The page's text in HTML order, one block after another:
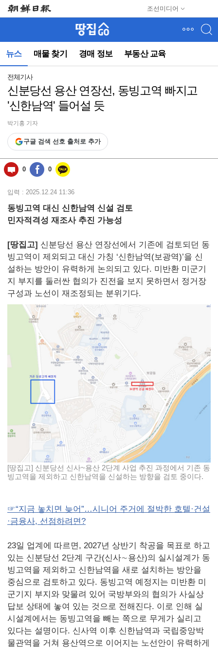
조선미디어
뉴스 매물 찾기 경매 정보 부동산 교육
뉴
(컨
동)
전체기사
신분당선 용산 연장선, 동빙고역 빠지고
'신한남역' 들어설 듯
박기홍 기자
구글 검색 선호 출처로 추가
0 0
입력 : 2025.12.24 11:36
동빙고역 대신 신한남역 신설 검토
민자적격성 재조사 추진 가능성
[땅집고] 신분당선 용산 연장선에서 기존에 검토되던 동
빙고역이 제외되고 대신 가칭 ‘신한남역(보광역)’을 신
설하는 방안이 유력하게 논의되고 있다. 미반환 미군기
지 부지를 둘러싼 협의가 진전을 보지 못하면서 정거장
구성과 노선이 재조정되는 분위기다.
[땅집고] 신분당선 신사~용산 2단계 사업 추진 과정에서 기존 동
빙고역을 제외하고 신한남역을 신설하는 방향을 검토 중이다.
☞“지금 놓치면 늦어”…시니어 주거에 절박한 호텔·건설
·금융사, 선점하려면?
23일 업계에 따르면, 2027년 상반기 착공을 목표로 하고
있는 신분당선 2단계 구간(신사∼용산)의 실시설계가 동
빙고역을 제외하고 신한남역을 새로 설치하는 방안을
중심으로 검토하고 있다. 동빙고역 예정지는 미반환 미
군기지 부지와 맞물려 있어 국방부와의 협의가 사실상
답보 상태에 놓여 있는 것으로 전해진다. 이로 인해 실
시설계에서는 동빙고역을 빼는 쪽으로 무게가 실리고
있다는 설명이다. 신사역 이후 신한남역과 국립중앙박
물관역을 거쳐 용산역으로 이어지는 노선안이 유력하게